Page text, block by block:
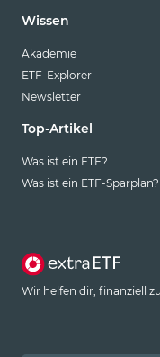
Wissen
Akademie
ETF-Explorer
Newsletter
Top-Artikel
Was ist ein ETF?
Was ist ein ETF-Sparplan?
Wir helfen dir, finanziell